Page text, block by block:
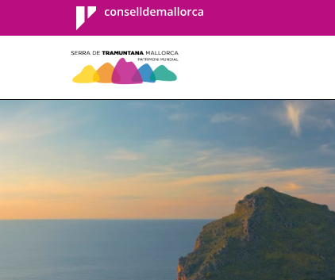
Consell de
Mallorca